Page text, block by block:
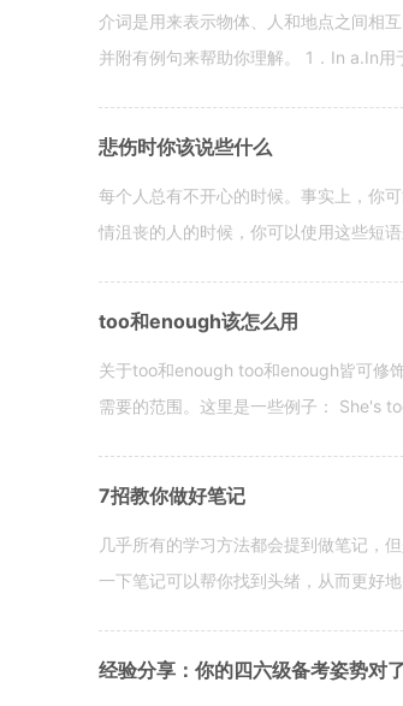
介词是用来表示物体、人和地点之间相
并附有例句来帮助你理解。 1．In a.In
悲伤时你该说些什么
每个人总有不开心的时候。事实上，你
情沮丧的人的时候，你可以使用这些短
too和enough该怎么用
关于too和enough too和enough皆可修
需要的范围。这里是一些例子： She's
7招教你做好笔记
几乎所有的学习方法都会提到做笔记，
一下笔记可以帮你找到头绪，从而更好地
经验分享：你的四六级备考姿势对